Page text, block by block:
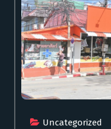
Uncategorized